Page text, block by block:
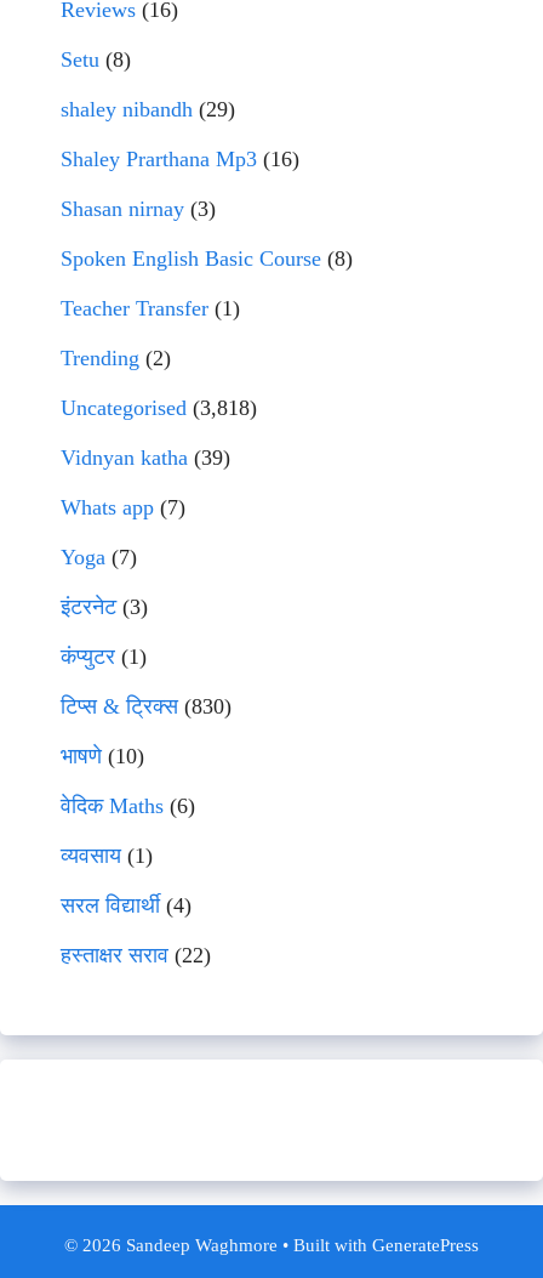
Reviews (16)
Setu (8)
shaley nibandh (29)
Shaley Prarthana Mp3 (16)
Shasan nirnay (3)
Spoken English Basic Course (8)
Teacher Transfer (1)
Trending (2)
Uncategorised (3,818)
Vidnyan katha (39)
Whats app (7)
Yoga (7)
इंटरनेट(3)
कंप्युटर (1)
टिप्स & ट्रिक्स(830)
भाषणे(10)
वेदिक Maths (6)
व्यवसाय(1)
सरल विद्यार्थी(4)
हस्ताक्षर सराव (22)
© 2026 Sandeep Waghmore • Built with GeneratePress